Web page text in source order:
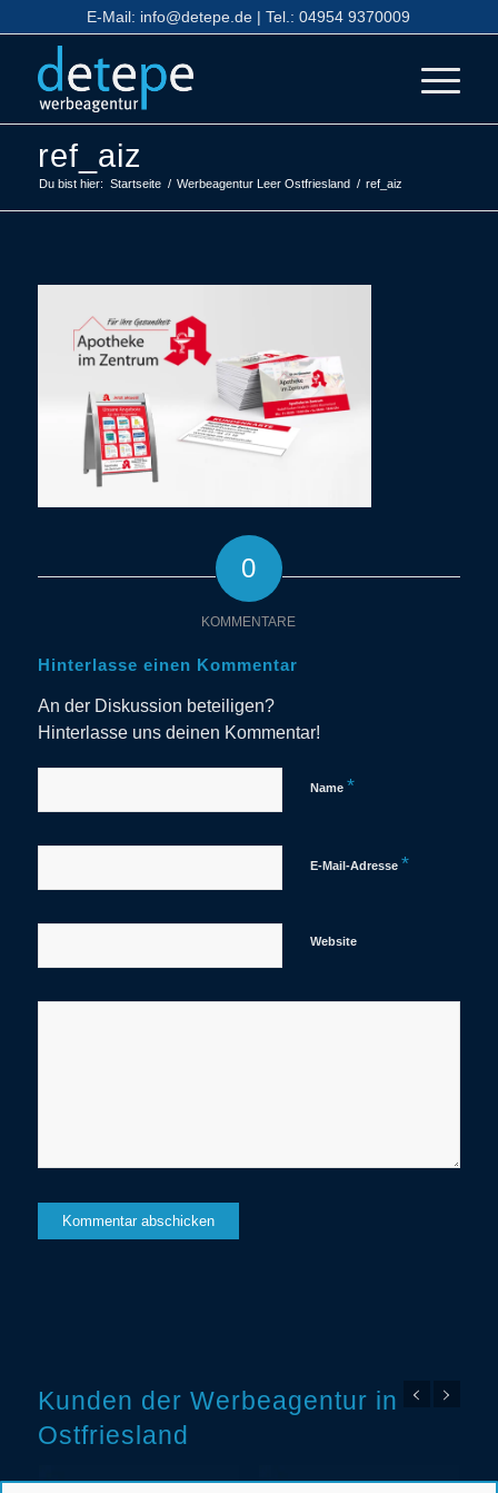
E-Mail: info@detepe.de | Tel.:04954 9370009
ref_aiz
Du bist hier: Startseite / Werbeagentur Leer Ostfriesland / ref_aiz
0
KOMMENTARE
Hinterlasse einen Kommentar
An der Diskussion beteiligen?
Hinterlasse uns deinen Kommentar!
Name *
E-Mail-Adresse *
Website
Kunden der Werbeagentur in
Ostfriesland